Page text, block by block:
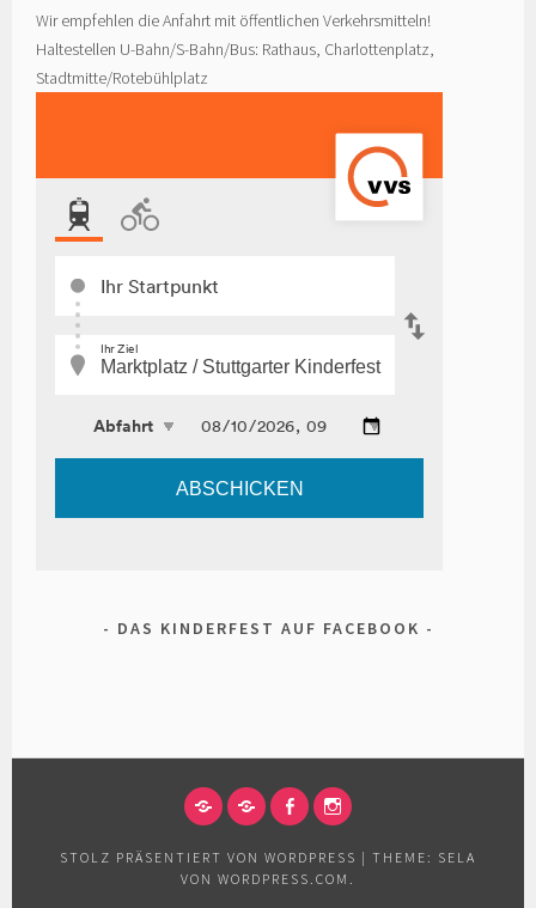
Wir empfehlen die Anfahrt mit öffentlichen Verkehrsmitteln!
Haltestellen U-Bahn/S-Bahn/Bus: Rathaus, Charlottenplatz,
Stadtmitte/Rotebühlplatz
DAS KINDERFEST AUF FACEBOOK
STOLZ PRÄSENTIERT VON WORDPRESS | THEME: SELA
VON WORDPRESS.COM .